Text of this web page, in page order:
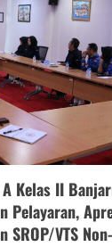
Kelas II
Pelayaran,
SROP/VTS